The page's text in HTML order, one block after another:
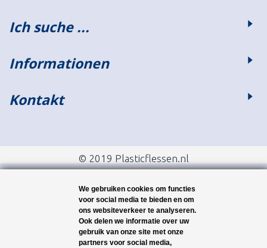
Ich suche ...
Informationen
Kontakt
© 2019 Plasticflessen.nl
We gebruiken cookies om functies
voor social media te bieden en om
ons websiteverkeer te analyseren.
Ook delen we informatie over uw
gebruik van onze site met onze
partners voor social media,